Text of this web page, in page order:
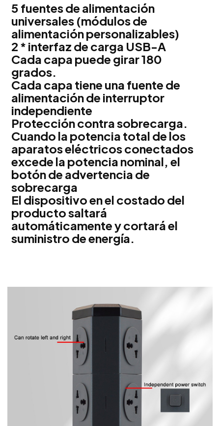
5 fuentes de alimentación
universales (módulos de
alimentación personalizables)
2 * interfaz de carga USB-A
Cada capa puede girar 180
grados.
Cada capa tiene una fuente de
alimentación de interruptor
independiente
Protección contra sobrecarga.
Cuando la potencia total de los
aparatos eléctricos conectados
excede la potencia nominal, el
botón de advertencia de
sobrecarga
El dispositivo en el costado del
producto saltará
automáticamente y cortará el
suministro de energía.